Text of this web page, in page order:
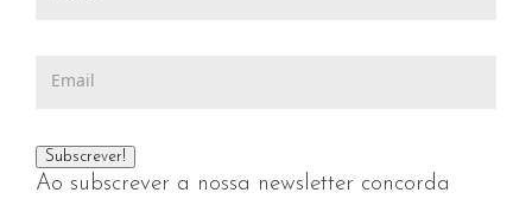
Ao subscrever a nossa newsletter concorda